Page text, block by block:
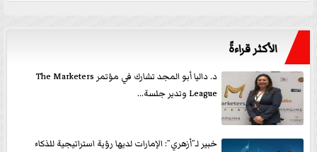
الأكثر قراءةً
د. داليا أبو المجد تشارك في مؤتمر The Marketers
League وتدير جلسة...
خبير لـ”أزهري”: الإمارات لديها رؤية استراتيجية للذكاء